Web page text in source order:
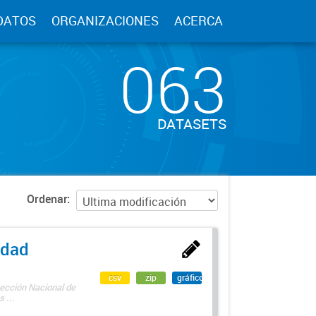
ORGANIZACIONES ACERCA
063
DATASETS
Ordenar
Nacional de
...
csv zip gráfico